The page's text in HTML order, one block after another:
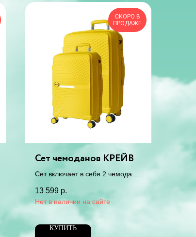
СКОРО В
ПРОДАЖЕ
Сет чемоданов КРЕЙВ
Cет включает в себя 2 чемодана
13 599 р.
КУПИТЬ